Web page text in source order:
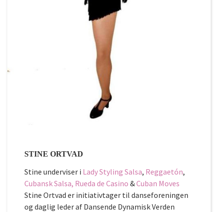
STINE ORTVAD
Stine underviser i Lady Styling Salsa, Reggaetón,
Cubansk Salsa, Rueda de Casino &Cuban Moves
Stine Ortvad er initiativtager til danseforeningen
og daglig leder af Dansende Dynamisk Verden